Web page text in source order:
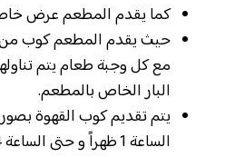
كما يقدم المطعم عرض
حيث يقدم المطعم كوب من
مع كل وجبة طعام يتم
البار الخاص بالمطعم.
يتم تقديم كوب القهوة
الساعة 1 ظهراً و حتى الساعة 4 عصراً.